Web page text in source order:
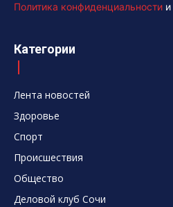
Политика конфиденциальности и
Категории
Лента новостей
Здоровье
Спорт
Происшествия
Общество
Деловой клуб Сочи